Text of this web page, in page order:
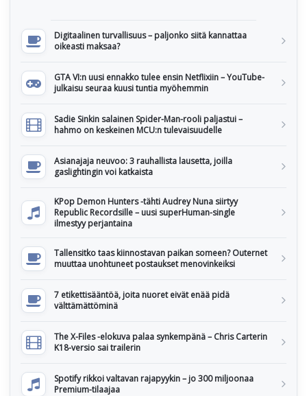
Digitaalinen turvallisuus – paljonko siitä kannattaa
oikeasti maksaa?
GTA VI:n uusi ennakko tulee ensin Netflixiin – YouTube-
julkaisu seuraa kuusi tuntia myöhemmin
Sadie Sinkin salainen Spider-Man-rooli paljastui –
hahmo on keskeinen MCU:n tulevaisuudelle
Asianajaja neuvoo: 3 rauhallista lausetta, joilla
gaslightingin voi katkaista
KPop Demon Hunters -tähti Audrey Nuna siirtyy
Republic Recordsille – uusi superHuman-single
ilmestyy perjantaina
Tallensitko taas kiinnostavan paikan someen? Outernet
muuttaa unohtuneet postaukset menovinkeiksi
7 etikettisääntöä, joita nuoret eivät enää pidä
välttämättöminä
The X-Files -elokuva palaa synkempänä – Chris Carterin
K18-versio sai trailerin
Spotify rikkoi valtavan rajapyykin – jo 300 miljoonaa
Premium-tilaajaa